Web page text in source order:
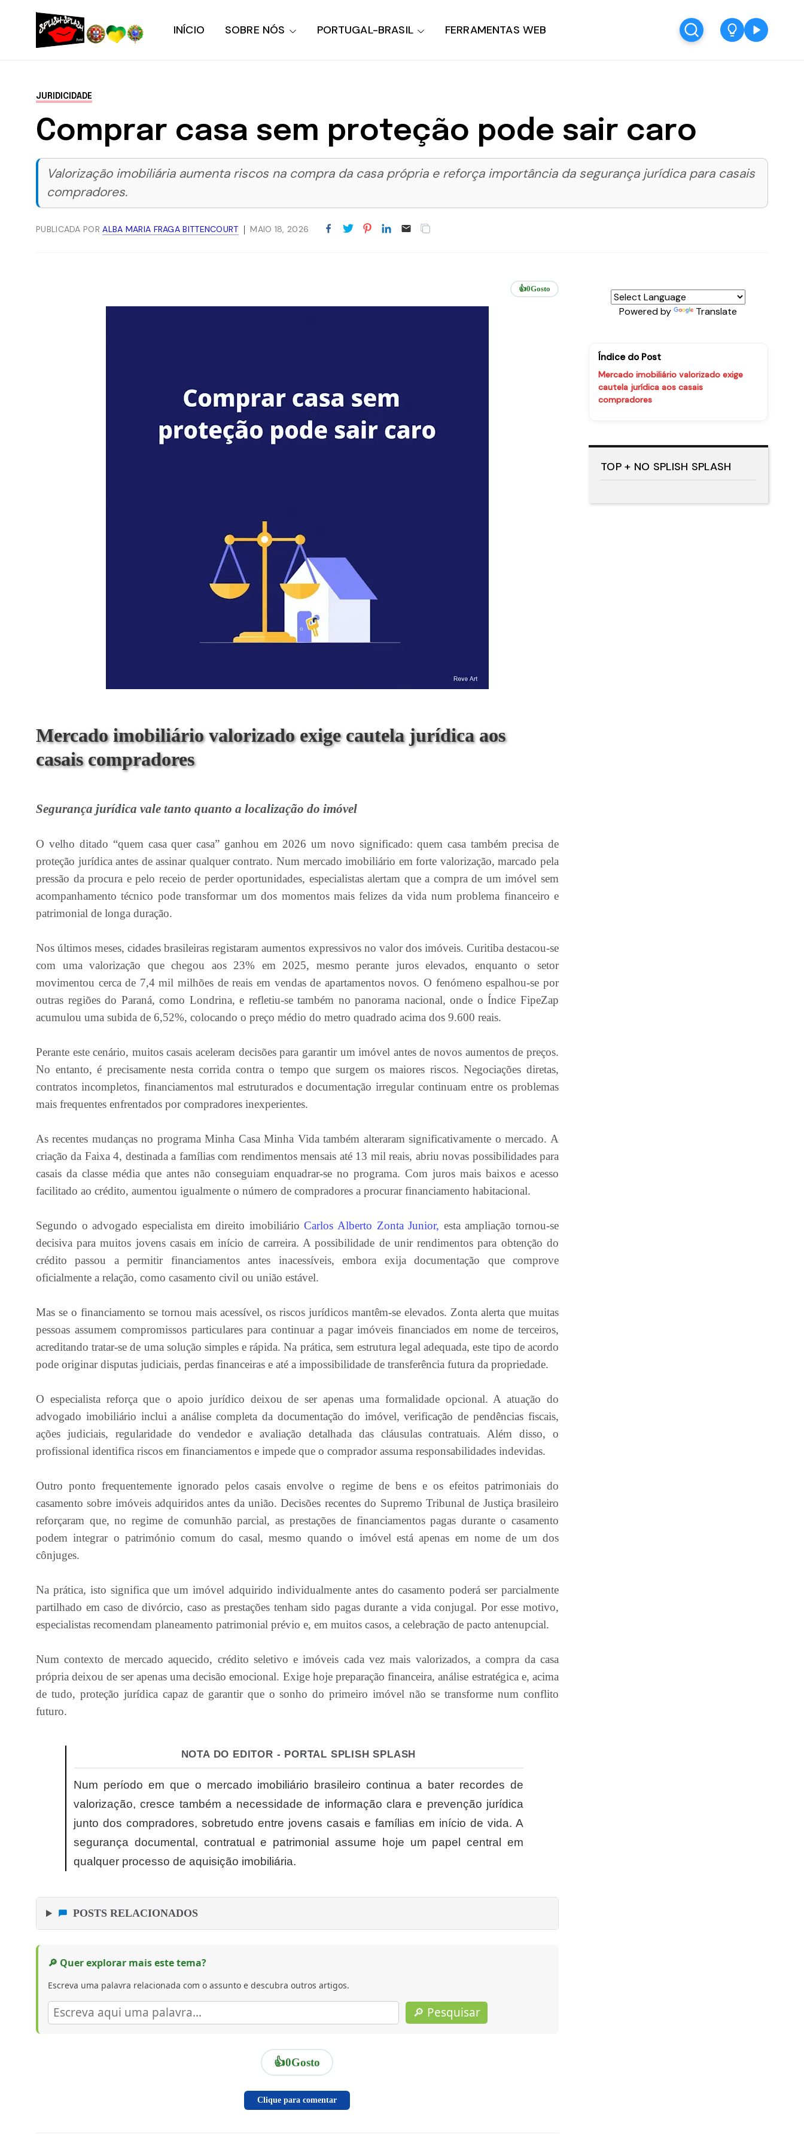
INÍCIO SOBRE NÓS PORTUGAL-BRASIL FERRAMENTAS WEB
JURIDICIDADE
Comprar casa sem proteção pode sair caro
Valorização imobiliária aumenta riscos na compra da casa própria e reforça importância da segurança jurídica para casais
compradores.
PUBLICADA PORALBA MARIA FRAGA BITTENCOURT MAIO 18, 2026
👍0Gosto
Mercado imobiliário valorizado exige cautela jurídica aos
casais compradores
Segurança jurídica vale tanto quanto a localização do imóvel
O velho ditado “quem casa quer casa” ganhou em 2026 um novo significado: quem casa também precisa de
proteção jurídica antes de assinar qualquer contrato. Num mercado imobiliário em forte valorização, marcado pela
pressão da procura e pelo receio de perder oportunidades, especialistas alertam que a compra de um imóvel sem
acompanhamento técnico pode transformar um dos momentos mais felizes da vida num problema financeiro e
patrimonial de longa duração.
Nos últimos meses, cidades brasileiras registaram aumentos expressivos no valor dos imóveis. Curitiba destacou-se
com uma valorização que chegou aos 23% em 2025, mesmo perante juros elevados, enquanto o setor
movimentou cerca de 7,4 mil milhões de reais em vendas de apartamentos novos. O fenómeno espalhou-se por
outras regiões do Paraná, como Londrina, e refletiu-se também no panorama nacional, onde o Índice FipeZap
acumulou uma subida de 6,52%, colocando o preço médio do metro quadrado acima dos 9.600 reais.
Perante este cenário, muitos casais aceleram decisões para garantir um imóvel antes de novos aumentos de preços.
No entanto, é precisamente nesta corrida contra o tempo que surgem os maiores riscos. Negociações diretas,
contratos incompletos, financiamentos mal estruturados e documentação irregular continuam entre os problemas
mais frequentes enfrentados por compradores inexperientes.
As recentes mudanças no programa Minha Casa Minha Vida também alteraram significativamente o mercado. A
criação da Faixa 4, destinada a famílias com rendimentos mensais até 13 mil reais, abriu novas possibilidades para
casais da classe média que antes não conseguiam enquadrar-se no programa. Com juros mais baixos e acesso
facilitado ao crédito, aumentou igualmente o número de compradores a procurar financiamento habitacional.
Segundo o advogado especialista em direito imobiliárioCarlos Alberto Zonta Junior, esta ampliação tornou-se
decisiva para muitos jovens casais em início de carreira. A possibilidade de unir rendimentos para obtenção do
crédito passou a permitir financiamentos antes inacessíveis, embora exija documentação que comprove
oficialmente a relação, como casamento civil ou união estável.
Mas se o financiamento se tornou mais acessível, os riscos jurídicos mantêm-se elevados. Zonta alerta que muitas
pessoas assumem compromissos particulares para continuar a pagar imóveis financiados em nome de terceiros,
acreditando tratar-se de uma solução simples e rápida. Na prática, sem estrutura legal adequada, este tipo de acordo
pode originar disputas judiciais, perdas financeiras e até a impossibilidade de transferência futura da propriedade.
O especialista reforça que o apoio jurídico deixou de ser apenas uma formalidade opcional. A atuação do
advogado imobiliário inclui a análise completa da documentação do imóvel, verificação de pendências fiscais,
ações judiciais, regularidade do vendedor e avaliação detalhada das cláusulas contratuais. Além disso, o
profissional identifica riscos em financiamentos e impede que o comprador assuma responsabilidades indevidas.
Outro ponto frequentemente ignorado pelos casais envolve o regime de bens e os efeitos patrimoniais do
casamento sobre imóveis adquiridos antes da união. Decisões recentes do Supremo Tribunal de Justiça brasileiro
reforçaram que, no regime de comunhão parcial, as prestações de financiamentos pagas durante o casamento
podem integrar o património comum do casal, mesmo quando o imóvel está apenas em nome de um dos
cônjuges.
Na prática, isto significa que um imóvel adquirido individualmente antes do casamento poderá ser parcialmente
partilhado em caso de divórcio, caso as prestações tenham sido pagas durante a vida conjugal. Por esse motivo,
especialistas recomendam planeamento patrimonial prévio e, em muitos casos, a celebração de pacto antenupcial.
Num contexto de mercado aquecido, crédito seletivo e imóveis cada vez mais valorizados, a compra da casa
própria deixou de ser apenas uma decisão emocional. Exige hoje preparação financeira, análise estratégica e, acima
de tudo, proteção jurídica capaz de garantir que o sonho do primeiro imóvel não se transforme num conflito
futuro.
NOTA DO EDITOR - PORTAL SPLISH SPLASH
Num período em que o mercado imobiliário brasileiro continua a bater recordes de
valorização, cresce também a necessidade de informação clara e prevenção jurídica
junto dos compradores, sobretudo entre jovens casais e famílias em início de vida. A
segurança documental, contratual e patrimonial assume hoje um papel central em
qualquer processo de aquisição imobiliária.
POSTS RELACIONADOS
🔎 Quer explorar mais este tema?
Escreva uma palavra relacionada com o assunto e descubra outros artigos.
🔎 Pesquisar
👍0Gosto
Clique para comentar
Powered by Translate
Índice do Post
Mercado imobiliário valorizado exige
cautela jurídica aos casais
compradores
TOP + NO SPLISH SPLASH